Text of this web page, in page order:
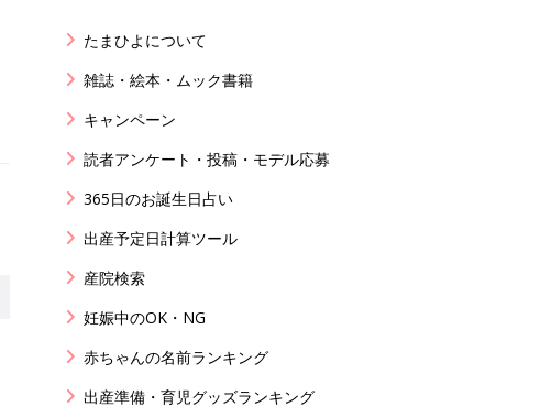
たまひよについて
雑誌・絵本・ムック書籍
キャンペーン
読者アンケート・投稿・モデル応募
365日のお誕生日占い
出産予定日計算ツール
産院検索
妊娠中のOK・NG
赤ちゃんの名前ランキング
出産準備・育児グッズランキング